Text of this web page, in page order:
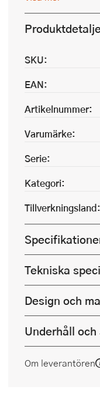
SKU:
EAN:
Artikelnummer:
Varumärke:
Serie:
Kategori:
Tillverkningsland:
Tekniska
Design och
Underhåll
Om leverantören